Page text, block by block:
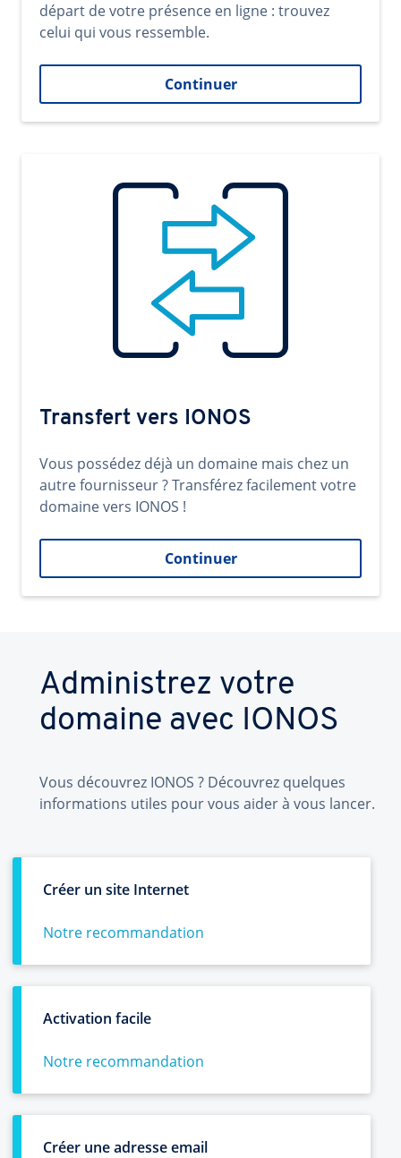
départ de votre présence en ligne : trouvez
celui qui vous ressemble.
Continuer
Transfert vers IONOS
Vous possédez déjà un domaine mais chez un
autre fournisseur ? Transférez facilement votre
domaine vers IONOS !
Continuer
Administrez votre
domaine avec IONOS
Vous découvrez IONOS ? Découvrez quelques
informations utiles pour vous aider à vous lancer.
Créer un site Internet
Notre recommandation
Activation facile
Notre recommandation
Créer une adresse email